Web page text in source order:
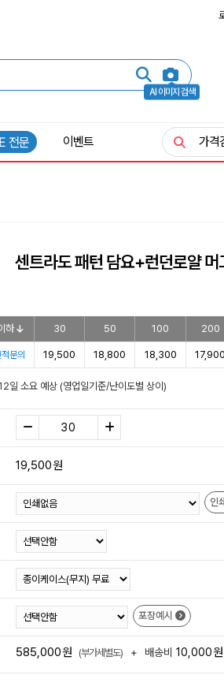
AI 이미지 검색
전문 이벤트 가격
센트라도 패턴 담요+런던로얄 머
하 30 50 100 200
문의 19,500 18,800 18,300 17,900
일 소요 예상 (영업일기준/난이도별 상이)
19,500원
인
포장예시
585,000원 (부가세별도) + 배송비 10,000원